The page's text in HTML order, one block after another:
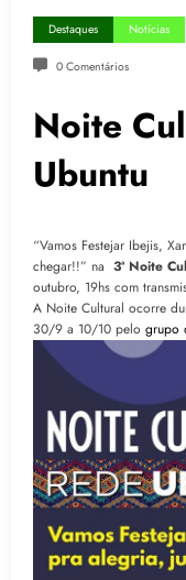
Destaques Notícias
0 Comentários
Noite
Ubuntu
“Vamos Festejar Ibejis,
chegar!!” na 3ª Noite
outubro, 19hs com
A Noite Cultural ocorre
30/9 a 10/10 pelo grupo